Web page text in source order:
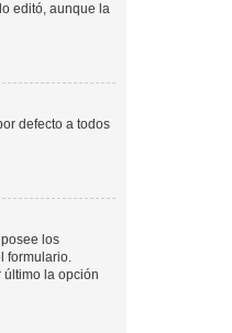
editó, aunque la
defecto a todos
los
formulario.
último la opción